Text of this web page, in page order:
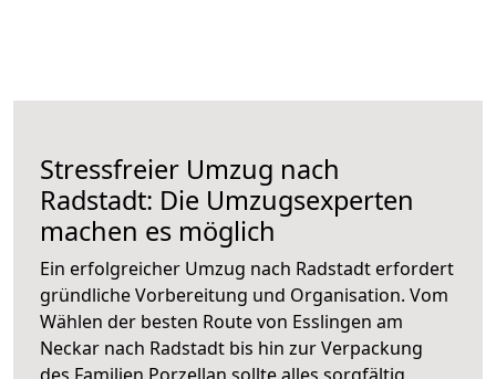
Stressfreier Umzug nach
Radstadt: Die Umzugsexperten
machen es möglich
Ein erfolgreicher Umzug nach Radstadt erfordert
gründliche Vorbereitung und Organisation. Vom
Wählen der besten Route von Esslingen am
Neckar nach Radstadt bis hin zur Verpackung